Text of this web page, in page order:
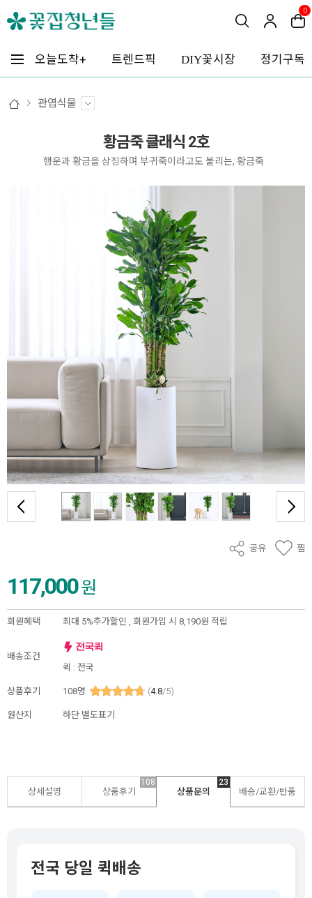
0
오늘도착+ 트렌드픽 DIY꽃시장 정기구독
관엽식물
황금죽 클래식 2호
행운과 황금을 상징하며 부귀죽이라고도 불리는, 황금죽
공유 찜
117,000원
회원혜택 최대 5%추가할인 , 회원가입 시 8,190원 적립
배송조건
퀵 : 전국
상품후기 108명 (4.8/5)
원산지 하단 별도표기
상세설명 상품후기
108
상품문의
23
배송/교환/반품
전국 당일 퀵배송